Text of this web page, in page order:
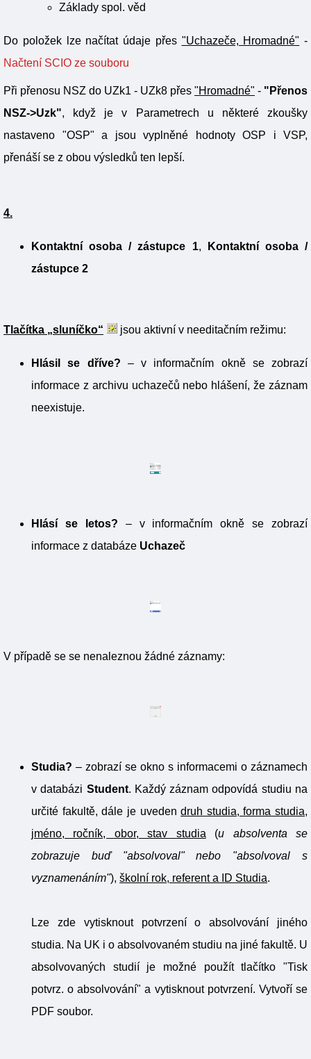
Základy spol. věd
Do položek lze načítat údaje přes "Uchazeče, Hromadné" -
Načtení SCIO ze souboru
Při přenosu NSZ do UZk1 - UZk8 přes "Hromadné" - "Přenos
NSZ->Uzk", když je v Parametrech u některé zkoušky
nastaveno "OSP" a jsou vyplněné hodnoty OSP i VSP,
přenáší se z obou výsledků ten lepší.
4.
Kontaktní osoba / zástupce 1,
Kontaktní osoba /
zástupce 2
Tlačítka „sluníčko“ jsou aktivní v needitačním režimu:
Hlásil se dříve? – v informačním okně se zobrazí
informace z archivu uchazečů nebo hlášení, že záznam
neexistuje.
Hlásí se letos? – v informačním okně se zobrazí
informace z databáze Uchazeč
V případě se se nenaleznou žádné záznamy:
Studia? – zobrazí se okno s informacemi o záznamech
v databázi Student. Každý záznam odpovídá studiu na
určité fakultě, dále je uvedendruh studia, forma studia,
jméno, ročník, obor, stav studia (u absolventa se
zobrazuje buď "absolvoval" nebo "absolvoval s
vyznamenáním"), školní rok, referent a ID Studia.
Lze zde vytisknout potvrzení o absolvování jiného
studia. Na UK i o absolvovaném studiu na jiné fakultě. U
absolvovaných studií je možné použít tlačítko "Tisk
potvrz. o absolvování" a vytisknout potvrzení. Vytvoří se
PDF soubor.